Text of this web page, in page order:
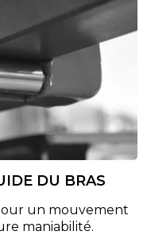
DU BRAS
un mouvement
maniabilité.